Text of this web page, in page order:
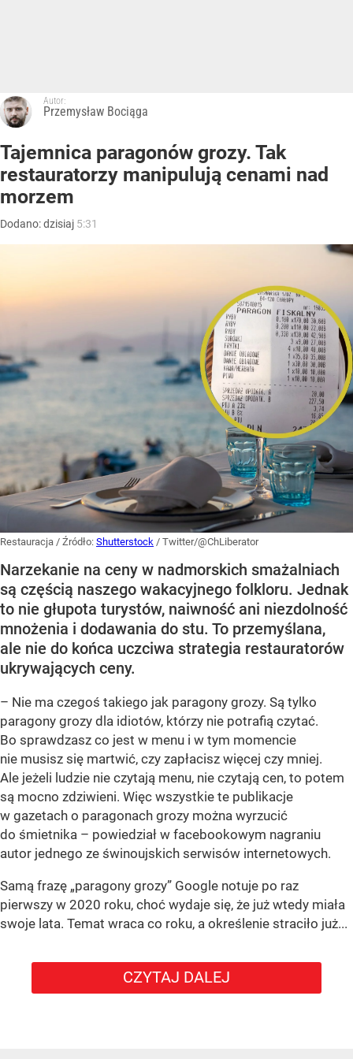
Autor:
Przemysław Bociąga
Tajemnica paragonów grozy. Tak
restauratorzy manipulują cenami nad
morzem
Dodano:dzisiaj 5:31
Restauracja / Źródło: Shutterstock / Twitter/@ChLiberator
Narzekanie na ceny w nadmorskich smażalniach
są częścią naszego wakacyjnego folkloru. Jednak
to nie głupota turystów, naiwność ani niezdolność
mnożenia i dodawania do stu. To przemyślana,
ale nie do końca uczciwa strategia restauratorów
ukrywających ceny.
– Nie ma czegoś takiego jak paragony grozy. Są tylko
paragony grozy dla idiotów, którzy nie potrafią czytać.
Bo sprawdzasz co jest w menu i w tym momencie
nie musisz się martwić, czy zapłacisz więcej czy mniej.
Ale jeżeli ludzie nie czytają menu, nie czytają cen, to potem
są mocno zdziwieni. Więc wszystkie te publikacje
w gazetach o paragonach grozy można wyrzucić
do śmietnika – powiedział w facebookowym nagraniu
autor jednego ze świnoujskich serwisów internetowych.
Samą frazę „paragony grozy” Google notuje po raz
pierwszy w 2020 roku, choć wydaje się, że już wtedy miała
swoje lata. Temat wraca co roku, a określenie straciło już...
CZYTAJ DALEJ